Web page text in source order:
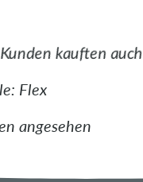
kauften auch
Flex
angesehen